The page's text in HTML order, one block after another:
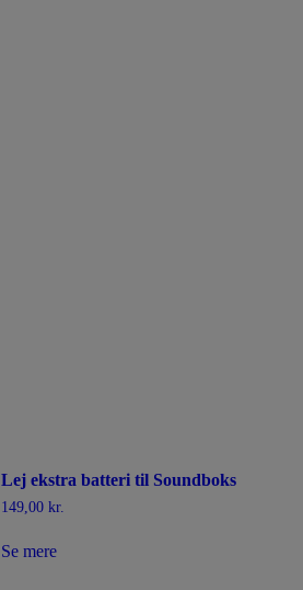
Lej ekstra batteri til Soundboks
149,00kr.
Se mere